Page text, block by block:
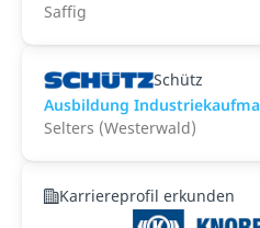
Saffig
Schütz
Ausbildung
Selters (Westerwald)
Karriereprofil erkunden